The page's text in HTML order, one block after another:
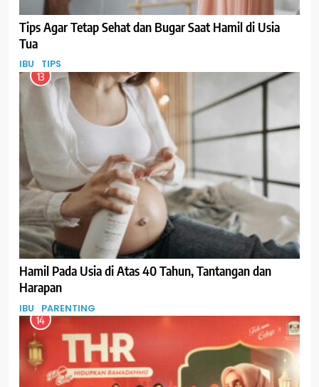
Tips Agar Tetap Sehat dan Bugar Saat Hamil di Usia
Tua
IBU TIPS
13
Hamil Pada Usia di Atas 40 Tahun, Tantangan dan
Harapan
IBU PARENTING
14